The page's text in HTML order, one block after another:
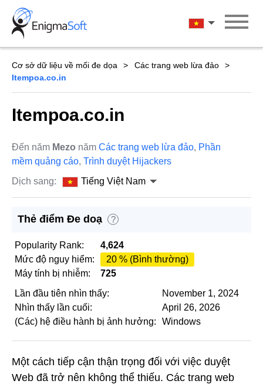
Skip
content
Tiếng Việt
Cơ sở dữ liệu về mối đe dọa
Các trang web lừa đảo
Itempoa.co.in
Itempoa.co.in
Đến năm Mezo năm Các trang web lừa đảo, Phần
mềm quảng cáo, Trình duyệt Hijackers
Dịch sang:
Tiếng Việt Nam
Thẻ điểm Đe doạ ?
Popularity Rank:
4,624
Mức độ nguy hiểm:
20 % (Bình thường)
Máy tính bị nhiễm:
725
Lần đầu tiên nhìn thấy:
November 1, 2024
Nhìn thấy lần cuối:
April 26, 2026
(Các) hệ điều hành bị ảnh hưởng:
Windows
Một cách tiếp cận thận trọng đối với việc duyệt
Web đã trở nên không thể thiếu. Các trang web